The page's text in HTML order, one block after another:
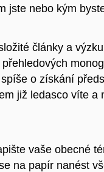
jste nebo kým
články a
o získání
již ledasco víte a
vaše obecné
na papír nanést